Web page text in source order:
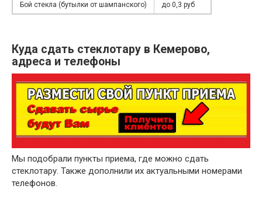
Бой стекла (бутылки от шампанского) до 0,3 руб
Куда сдать стеклотару в Кемерово,
адреса и телефоны
Мы подобрали пункты приема, где можно сдать
стеклотару. Также дополнили их актуальными номерами
телефонов.